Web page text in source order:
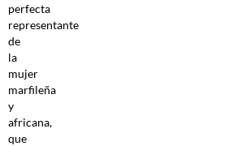
perfecta
representante
de
la
mujer
marfileña
y
africana,
que